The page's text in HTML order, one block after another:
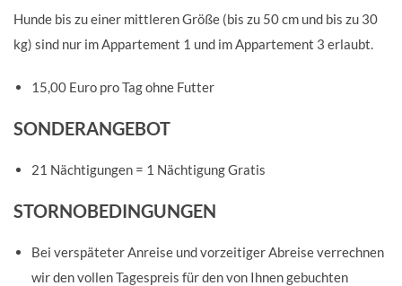
Hunde bis zu einer mittleren Größe (bis zu 50 cm und bis zu 30
kg) sind nur im Appartement 1 und im Appartement 3 erlaubt.
15,00 Euro pro Tag ohne Futter
SONDERANGEBOT
21 Nächtigungen = 1 Nächtigung Gratis
STORNOBEDINGUNGEN
Bei verspäteter Anreise und vorzeitiger Abreise verrechnen
wir den vollen Tagespreis für den von Ihnen gebuchten